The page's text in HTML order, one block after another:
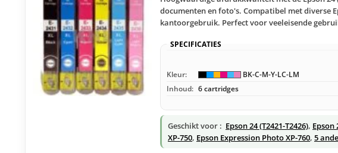
documenten en foto's. Compatibel met diverse
kantoorgebruik. Perfect voor veeleisende
SPECIFICATIES
Kleur: BK-C-M-Y-LC-LM
Inhoud: 6 cartridges
Geschikt voor : Epson 24 (T2421-T2426), Epson
XP-750, Epson Expression Photo XP-760, 5